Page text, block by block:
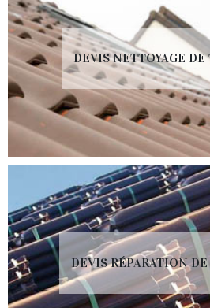
DEVIS NETTOYAGE
DEVIS RÉPARATION